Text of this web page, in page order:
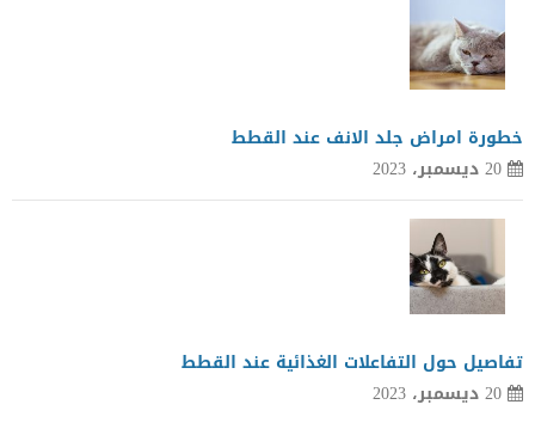
خطورة امراض جلد الانف عند القطط
20 ديسمبر، 2023
تفاصيل حول التفاعلات الغذائية عند القطط
20 ديسمبر، 2023